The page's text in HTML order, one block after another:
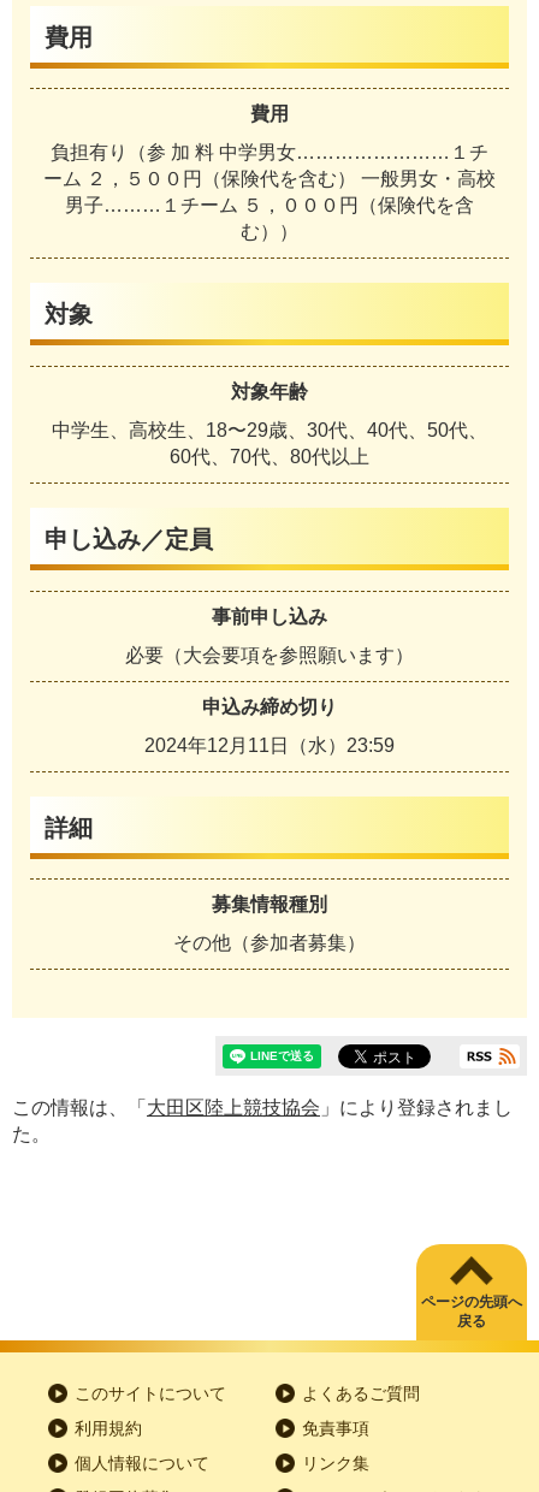
費用
費用
負担有り（参 加 料 中学男女……………………１チ
ーム ２，５００円（保険代を含む） 一般男女・高校
男子………１チーム ５，０００円（保険代を含
む））
対象
対象年齢
中学生、高校生、18〜29歳、30代、40代、50代、
60代、70代、80代以上
申し込み／定員
事前申し込み
必要（大会要項を参照願います）
申込み締め切り
2024年12月11日（水）23:59
詳細
募集情報種別
その他（参加者募集）
この情報は、「 大田区陸上競技協会 」により登録されまし
た。
ページの先頭へ
戻る
このサイトについて
よくあるご質問
利用規約
免責事項
個人情報について
リンク集